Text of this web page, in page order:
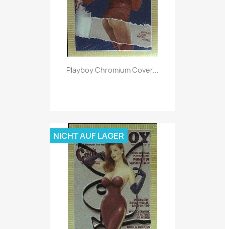
Vorschau
Playboy Chromium Cover...
NICHT AUF LAGER